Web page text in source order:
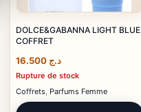
DOLCE&GABANNA LIGHT BLUE
COFFRET
د.ج
Rupture de stock
Coffrets, Parfums Femme